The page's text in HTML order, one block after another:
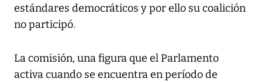
estándares democráticos y por ello su coalición
no participó.
La comisión, una figura que el Parlamento
activa cuando se encuentra en período de